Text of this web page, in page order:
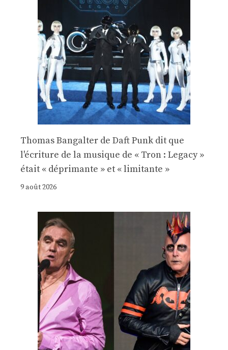
Thomas Bangalter de Daft Punk dit que
l'écriture de la musique de « Tron : Legacy »
était « déprimante » et « limitante »
9 août 2026